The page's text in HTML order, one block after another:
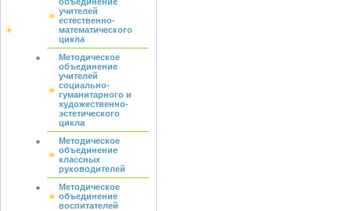
учителей
естественно-
математического
цикла
Методическое
объединение
учителей
социально-
гуманитарного и
художественно-
эстетического
цикла
Методическое
объединение
классных
руководителей
Методическое
объединение
воспитателей